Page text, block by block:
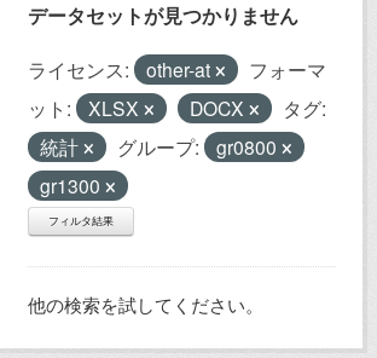
データセットが見つかりません
ライセンス: other-at
フォーマ
ット:
XLSX DOCX
タグ:
統計
グループ:
gr0800
gr1300
フィルタ結果
他の検索を試してください。